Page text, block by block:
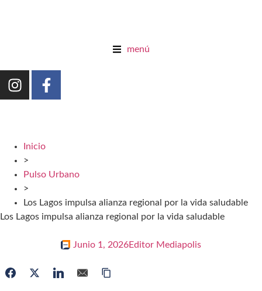
menú
Inicio
>
Pulso Urbano
>
Los Lagos impulsa alianza regional por la vida saludable
Los Lagos impulsa alianza regional por la vida saludable
Junio 1, 2026Editor Mediapolis